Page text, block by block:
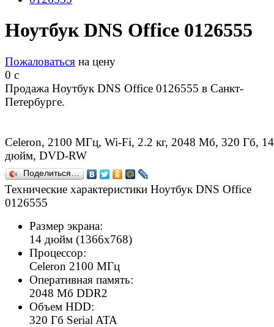
Ноутбук DNS Office 0126555
Пожаловаться на цену
0 c
Продажа Ноутбук DNS Office 0126555 в Санкт-
Петербурге.
Celeron, 2100 МГц, Wi-Fi, 2.2 кг, 2048 Мб, 320 Гб, 14
дюйм, DVD-RW
Поделиться…
Технические характеристики Ноутбук DNS Office
0126555
Размер экрана:
14 дюйм (1366x768)
Процессор:
Celeron 2100 МГц
Оперативная память:
2048 Мб DDR2
Объем HDD:
320 Гб Serial ATA